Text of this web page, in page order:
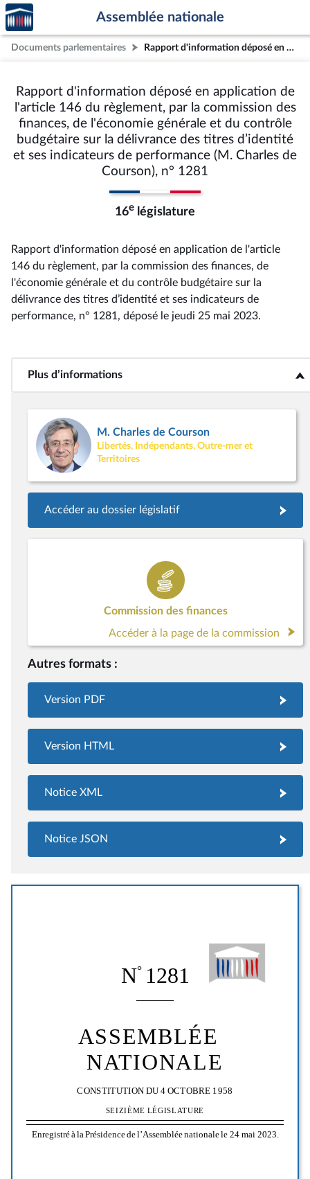
Aller au contenu
Aller en bas de la page
Accèder
à la
page
d'accueil
Assemblée nationale
Documents parlementaires Rapport d'information déposé en application de l'article 146 du règlement, par la commission des finances, de l'économie générale et du contrôle budgétaire sur la délivrance des titres d’identité et ses indicateurs de performance (M. Charles de Courson), n° 1281
Rapport d'information déposé en application de
l'article 146 du règlement, par la commission des
finances, de l'économie générale et du contrôle
budgétaire sur la délivrance des titres d’identité
et ses indicateurs de performance (M. Charles de
Courson), n° 1281
16e législature
Rapport d'information déposé en application de l'article
146 du règlement, par la commission des finances, de
l'économie générale et du contrôle budgétaire sur la
délivrance des titres d’identité et ses indicateurs de
performance, n° 1281 , déposé le jeudi 25 mai 2023.
Plus d’informations<b>Plus d’informations</b>
M. Charles de Courson
Libertés, Indépendants, Outre-mer et
Territoires
Accéder au dossier législatif
Commission des finances
Accéder à la page de la commission
Autres formats :
Version PDF
Version HTML
Notice XML
Notice JSON